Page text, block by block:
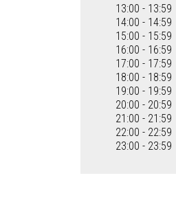
13:00 - 13:59
14:00 - 14:59
15:00 - 15:59
16:00 - 16:59
17:00 - 17:59
18:00 - 18:59
19:00 - 19:59
20:00 - 20:59
21:00 - 21:59
22:00 - 22:59
23:00 - 23:59